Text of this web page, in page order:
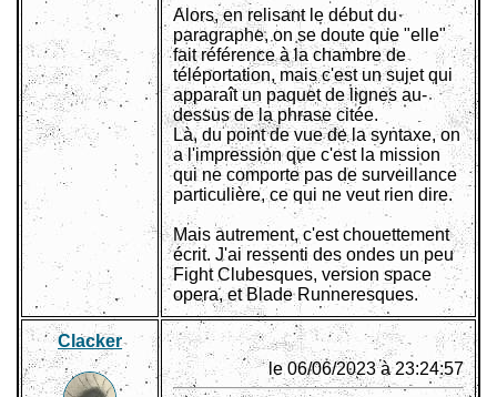
Alors, en relisant le début du
paragraphe, on se doute que "elle"
fait référence à la chambre de
téléportation, mais c'est un sujet qui
apparaît un paquet de lignes au-
dessus de la phrase citée.
Là, du point de vue de la syntaxe, on
a l'impression que c'est la mission
qui ne comporte pas de surveillance
particulière, ce qui ne veut rien dire.
Mais autrement, c'est chouettement
écrit. J'ai ressenti des ondes un peu
Fight Clubesques, version space
opera, et Blade Runneresques.
Clacker
le 06/06/2023 à 23:24:57